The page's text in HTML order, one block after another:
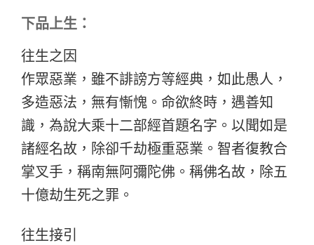
下品上生：
往生之因
作眾惡業，雖不誹謗方等經典，如此愚人，
多造惡法，無有慚愧。命欲終時，遇善知
識，為說大乘十二部經首題名字。以聞如是
諸經名故，除卻千劫極重惡業。智者復教合
掌叉手，稱南無阿彌陀佛。稱佛名故，除五
十億劫生死之罪。
往生接引